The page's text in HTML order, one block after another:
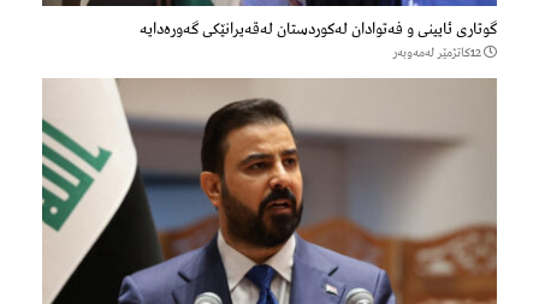
گوتاری ئایینی و فەتوادان لەکوردستان لەقەیرانێکی گەورەدایە
12كاتژمێر لەمەوبەر